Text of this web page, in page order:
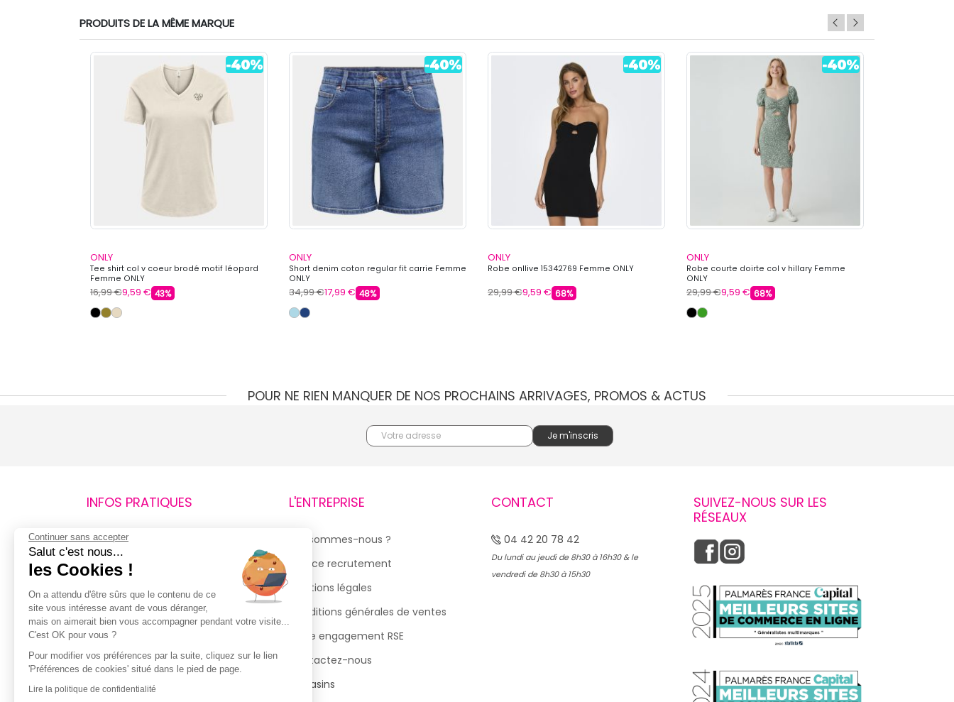
PRODUITS DE LA MÊME MARQUE
ONLY
Tee shirt col v coeur brodé motif léopard
Femme ONLY
16,99 €9,59 € 43%
ONLY
Short denim coton regular fit carrie Femme
ONLY
34,99 €17,99 € 48%
ONLY
Robe onllive 15342769 Femme ONLY
29,99 €9,59 € 68%
ONLY
Robe courte doirte col v hillary Femme
ONLY
29,99 €9,59 € 68%
POUR NE RIEN MANQUER DE NOS PROCHAINS ARRIVAGES, PROMOS & ACTUS
INFOS PRATIQUES
Retours et remboursements
Suivi de commande
Livraisons
Guide des tailles
Politique de confidentialité
Conditions générales d’utilisation
de la Carte de Fidélité
L'ENTREPRISE
Qui sommes-nous ?
Espace recrutement
Mentions légales
Conditions générales de ventes
Notre engagement RSE
Contactez-nous
Magasins
CONTACT
04 42 20 78 42
Du lundi au jeudi de 8h30 à 16h30 & le
vendredi de 8h30 à 15h30
SUIVEZ-NOUS SUR LES
RÉSEAUX
Continuer sans accepter
Salut c'est nous...
les Cookies !
On a attendu d'être sûrs que le contenu de ce
site vous intéresse avant de vous déranger,
mais on aimerait bien vous accompagner pendant votre visite...
C'est OK pour vous ?
Pour modifier vos préférences par la suite, cliquez sur le lien
'Préférences de cookies' situé dans le pied de page.
Lire la politique de confidentialité